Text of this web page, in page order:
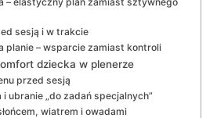
sesją i w trakcie
planie – wsparcie zamiast kontroli
dziecka w plenerze
przed sesją
ubranie „do zadań specjalnych”
wiatrem i owadami